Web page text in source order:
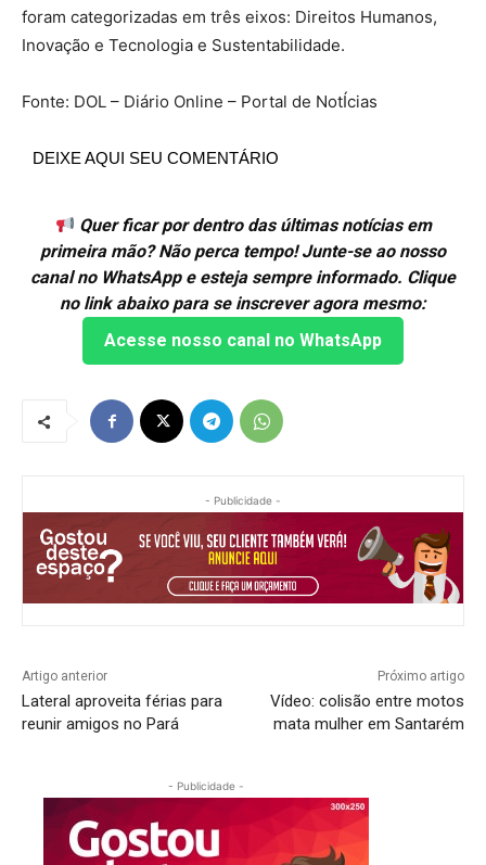
foram categorizadas em três eixos: Direitos Humanos,
Inovação e Tecnologia e Sustentabilidade.
Fonte: DOL – Diário Online – Portal de NotÍcias
DEIXE AQUI SEU COMENTÁRIO
Quer ficar por dentro das últimas notícias em
primeira mão? Não perca tempo! Junte-se ao nosso
canal no WhatsApp e esteja sempre informado. Clique
no link abaixo para se inscrever agora mesmo:
Acesse nosso canal no WhatsApp
- Publicidade -
Artigo anterior
Lateral aproveita férias para
reunir amigos no Pará
Próximo artigo
Vídeo: colisão entre motos
mata mulher em Santarém
- Publicidade -